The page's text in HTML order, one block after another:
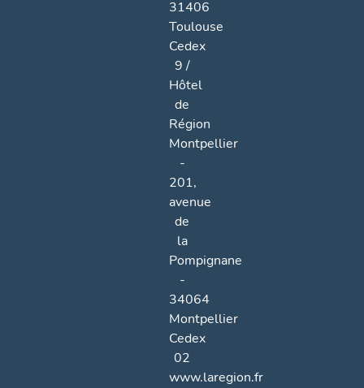
31406
Toulouse
Cedex
9 /
Hôtel
de
Région
Montpellier
-
201,
avenue
de
la
Pompignane
-
34064
Montpellier
Cedex
02
www.laregion.fr